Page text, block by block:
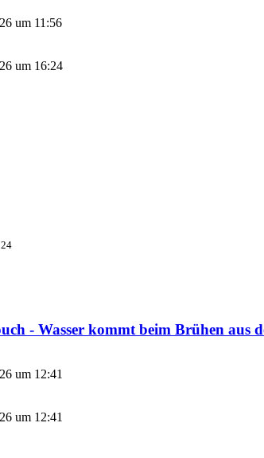
um 11:56
um 16:24
- Wasser kommt beim Brühen aus
um 12:41
um 12:41